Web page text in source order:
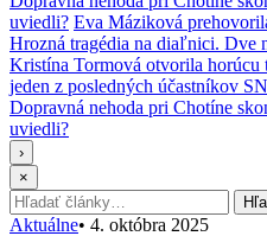
uviedli? Eva Máziková
Hrozná tragédia na diaľnici. Dve
Kristína Tormová otvorila
jeden z posledných účastníkov
Dopravná nehoda pri Chotíne
uviedli?
›
×
Hľadať:
Aktuálne• 4. októbra 2025